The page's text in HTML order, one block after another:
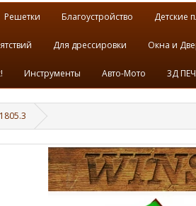
Решетки Благоустройство Детские
Для дрессировки Окна и
Инструменты Авто-Мото 3Д